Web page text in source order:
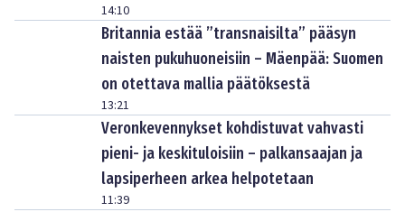
14:10
Britannia estää ”transnaisilta” pääsyn
naisten pukuhuoneisiin – Mäenpää: Suomen
on otettava mallia päätöksestä
13:21
Veronkevennykset kohdistuvat vahvasti
pieni- ja keskituloisiin – palkansaajan ja
lapsiperheen arkea helpotetaan
11:39